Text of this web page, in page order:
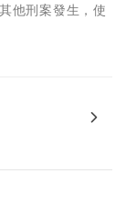
他刑案發生，使